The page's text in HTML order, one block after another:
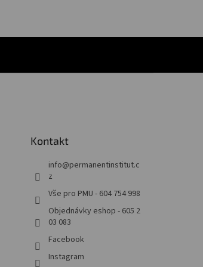
Kontakt
info@permanentinstitut.c
z
Vše pro PMU - 604 754 998
Objednávky eshop - 605 2
03 083
Facebook
Instagram